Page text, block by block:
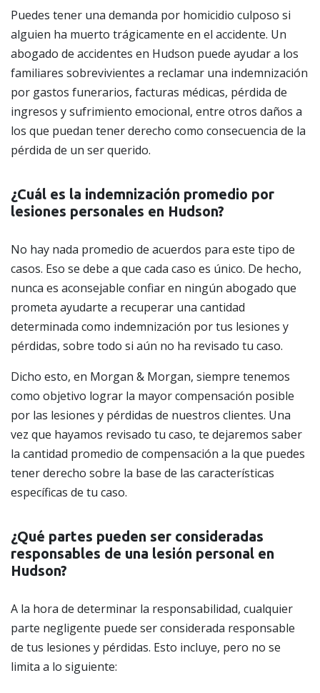
Puedes tener una demanda por homicidio culposo si
alguien ha muerto trágicamente en el accidente. Un
abogado de accidentes en Hudson puede ayudar a los
familiares sobrevivientes a reclamar una indemnización
por gastos funerarios, facturas médicas, pérdida de
ingresos y sufrimiento emocional, entre otros daños a
los que puedan tener derecho como consecuencia de la
pérdida de un ser querido.
¿Cuál es la indemnización promedio por
lesiones personales en Hudson?
No hay nada promedio de acuerdos para este tipo de
casos. Eso se debe a que cada caso es único. De hecho,
nunca es aconsejable confiar en ningún abogado que
prometa ayudarte a recuperar una cantidad
determinada como indemnización por tus lesiones y
pérdidas, sobre todo si aún no ha revisado tu caso.
Dicho esto, en Morgan & Morgan, siempre tenemos
como objetivo lograr la mayor compensación posible
por las lesiones y pérdidas de nuestros clientes. Una
vez que hayamos revisado tu caso, te dejaremos saber
la cantidad promedio de compensación a la que puedes
tener derecho sobre la base de las características
específicas de tu caso.
¿Qué partes pueden ser consideradas
responsables de una lesión personal en
Hudson?
A la hora de determinar la responsabilidad, cualquier
parte negligente puede ser considerada responsable
de tus lesiones y pérdidas. Esto incluye, pero no se
limita a lo siguiente: